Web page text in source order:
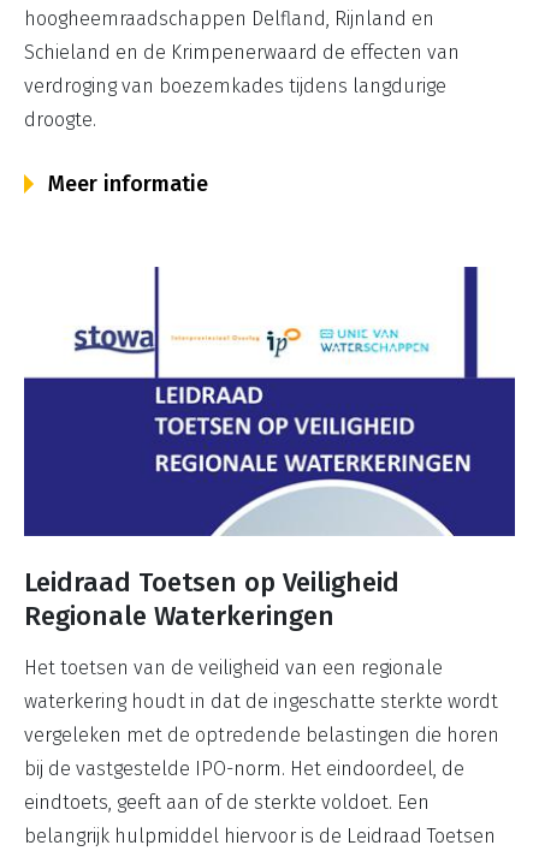
hoogheemraadschappen Delfland, Rijnland en
Schieland en de Krimpenerwaard de effecten van
verdroging van boezemkades tijdens langdurige
droogte.
Meer informatie
Leidraad Toetsen op Veiligheid
Regionale Waterkeringen
Het toetsen van de veiligheid van een regionale
waterkering houdt in dat de ingeschatte sterkte wordt
vergeleken met de optredende belastingen die horen
bij de vastgestelde IPO-norm. Het eindoordeel, de
eindtoets, geeft aan of de sterkte voldoet. Een
belangrijk hulpmiddel hiervoor is de Leidraad Toetsen